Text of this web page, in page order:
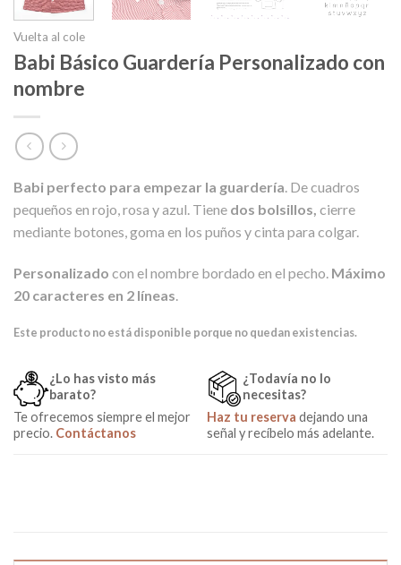
Vuelta al cole
Babi Básico Guardería Personalizado con
nombre
Babi perfecto para empezar la guardería. De cuadros
pequeños en rojo, rosa y azul. Tiene dos bolsillos, cierre
mediante botones, goma en los puños y cinta para colgar.
Personalizado con el nombre bordado en el pecho. Máximo
20 caracteres en 2 líneas.
Este producto no está disponible porque no quedan existencias.
¿Lo has visto más
barato?
Te ofrecemos siempre el mejor
precio. Contáctanos
¿Todavía no lo
necesitas?
Haz tu reserva dejando una
señal y recíbelo más adelante.